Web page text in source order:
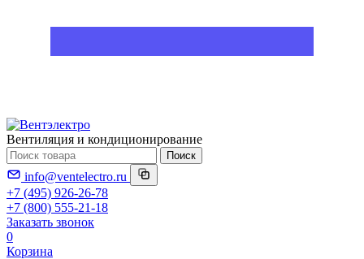
Вентиляция и кондиционирование
Поиск
info@ventelectro.ru
+7 (495) 926-26-78
+7 (800) 555-21-18
Заказать звонок
0
Корзина